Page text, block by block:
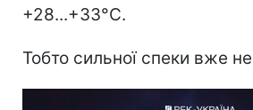
+28...+33°C.
Тобто сильної спеки вже